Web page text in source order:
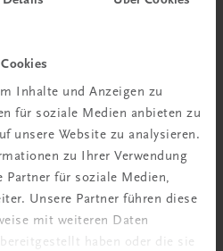
Inhalte und Anzeigen zu
für soziale Medien anbieten zu
unsere Website zu analysieren.
zu Ihrer Verwendung
Partner für soziale Medien,
Unsere Partner führen diese
mit weiteren Daten
haben oder die sie
sparen